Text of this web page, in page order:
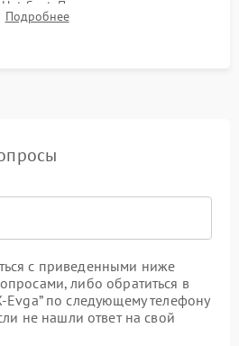
Spot. Проверка на отсутствие
вылетов драйвера и зависаний.
Подробнее
с приведенными ниже
либо обратиться в
Evga” по следующему телефону
не нашли ответ на свой